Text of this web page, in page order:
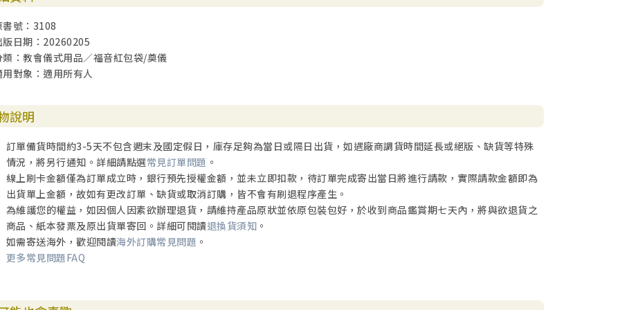
書號：3108
版日期：20260205
類：教會儀式用品／福音紅包袋/奠儀
用對象：適用所有人
說明
訂單備貨時間約3-5天不包含週末及國定假日，庫存足夠為當日或隔日出貨，如遇廠商調貨時間延長或絕版、缺貨等特殊
情況，將另行通知。詳細請點選常見訂單問題 。
線上刷卡金額僅為訂單成立時，銀行預先授權金額，並未立即扣款，待訂單完成寄出當日將進行請款，實際請款金額即為
出貨單上金額，故如有更改訂單、缺貨或取消訂購，皆不會有刷退程序產生。
為維護您的權益，如因個人因素欲辦理退貨，請維持產品原狀並依原包裝包好，於收到商品鑑賞期七天內，將與欲退貨之
商品、紙本發票及原出貨單寄回。詳細可閱讀退換貨須知 。
如需寄送海外，歡迎閱讀海外訂購常見問題 。
更多常見問題FAQ